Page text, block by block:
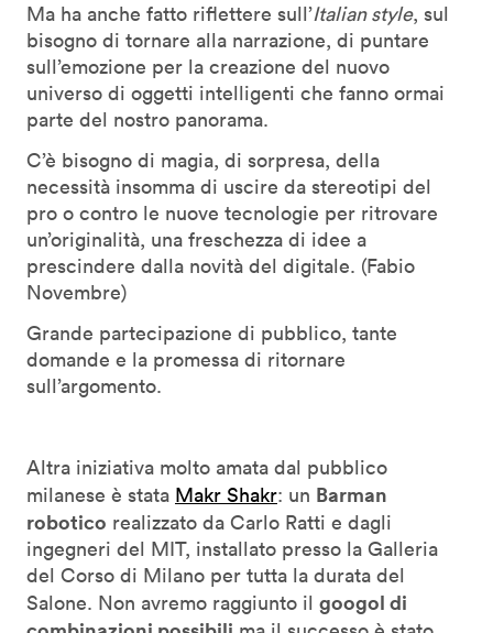
Ma ha anche fatto riflettere sull’Italian style, sul
bisogno di tornare alla narrazione, di puntare
sull’emozione per la creazione del nuovo
universo di oggetti intelligenti che fanno ormai
parte del nostro panorama.
C’è bisogno di magia, di sorpresa, della
necessità insomma di uscire da stereotipi del
pro o contro le nuove tecnologie per ritrovare
un’originalità, una freschezza di idee a
prescindere dalla novità del digitale. (Fabio
Novembre)
Grande partecipazione di pubblico, tante
domande e la promessa di ritornare
sull’argomento.
Altra iniziativa molto amata dal pubblico
milanese è stata Makr Shakr: un Barman
robotico realizzato da Carlo Ratti e dagli
ingegneri del MIT, installato presso la Galleria
del Corso di Milano per tutta la durata del
Salone. Non avremo raggiunto il googol di